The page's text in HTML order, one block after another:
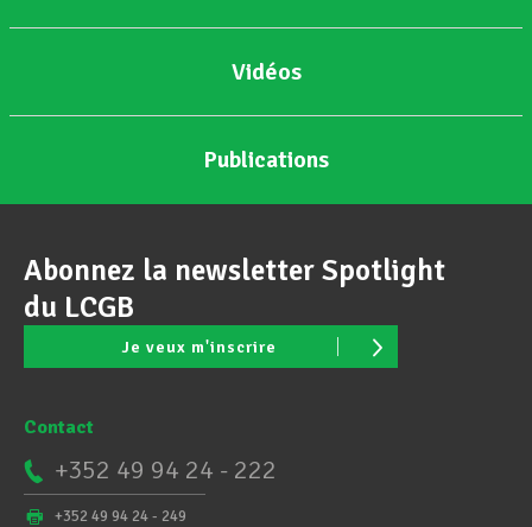
Vidéos
Publications
Abonnez la newsletter Spotlight
du LCGB
Je veux m'inscrire
Contact
+352 49 94 24 - 222
+352 49 94 24 - 249